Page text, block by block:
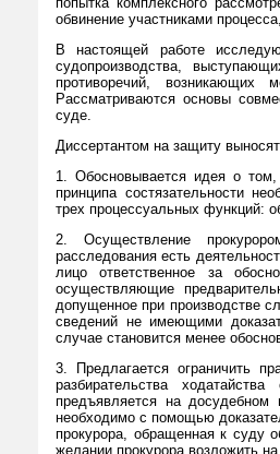
обвинение участниками
В настоящей работе
судопроизводства,
противоречий, возникающих
Рассматриваются основы
суде.
Диссертантом на защиту
1. Обосновывается идея о том,
принципа состязательности
трех процессуальных функций:
2. Осуществление
расследования есть
лицо ответственное за
осуществляющие
допущенное при производстве
сведений не имеющими
случае становится менее
3. Предлагается ограничить
разбирательства
предъявляется на досудебном
необходимо с помощью
прокурора, обращенная к суду
желании прокурора возложить